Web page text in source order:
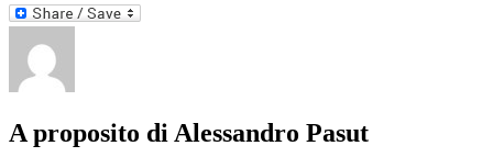
A proposito di Alessandro Pasut